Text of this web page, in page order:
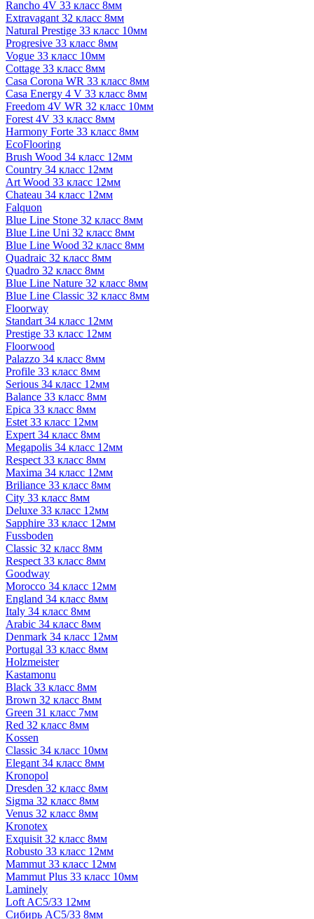
Rancho 4V 33 класс 8мм
Extravagant 32 класс 8мм
Natural Prestige 33 класс 10мм
Progresive 33 класс 8мм
Vogue 33 класс 10мм
Cottage 33 класс 8мм
Casa Corona WR 33 класс 8мм
Casa Energy 4 V 33 класс 8мм
Freedom 4V WR 32 класс 10мм
Forest 4V 33 класс 8мм
Harmony Forte 33 класс 8мм
EcoFlooring
Brush Wood 34 класс 12мм
Country 34 класс 12мм
Art Wood 33 класс 12мм
Chateau 34 класс 12мм
Falquon
Blue Line Stone 32 класс 8мм
Blue Line Uni 32 класс 8мм
Blue Line Wood 32 класс 8мм
Quadraic 32 класс 8мм
Quadro 32 класс 8мм
Blue Line Nature 32 класс 8мм
Blue Line Classic 32 класс 8мм
Floorway
Standart 34 класс 12мм
Prestige 33 класс 12мм
Floorwood
Palazzo 34 класс 8мм
Profile 33 класс 8мм
Serious 34 класс 12мм
Balance 33 класс 8мм
Epica 33 класс 8мм
Estet 33 класс 12мм
Expert 34 класс 8мм
Megapolis 34 класс 12мм
Respect 33 класс 8мм
Maxima 34 класс 12мм
Briliance 33 класс 8мм
City 33 класс 8мм
Deluxe 33 класс 12мм
Sapphire 33 класс 12мм
Fussboden
Classic 32 класс 8мм
Respect 33 класс 8мм
Goodway
Morocco 34 класс 12мм
England 34 класс 8мм
Italy 34 класс 8мм
Arabic 34 класс 8мм
Denmark 34 класс 12мм
Portugal 33 класс 8мм
Holzmeister
Kastamonu
Black 33 класс 8мм
Brown 32 класс 8мм
Green 31 класс 7мм
Red 32 класс 8мм
Kossen
Classic 34 класс 10мм
Elegant 34 класс 8мм
Kronopol
Dresden 32 класс 8мм
Sigma 32 класс 8мм
Venus 32 класс 8мм
Kronotex
Exquisit 32 класс 8мм
Robusto 33 класс 12мм
Mammut 33 класс 12мм
Mammut Plus 33 класс 10мм
Laminely
Loft AC5/33 12мм
Сибирь AC5/33 8мм